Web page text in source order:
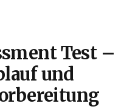
Test –
und